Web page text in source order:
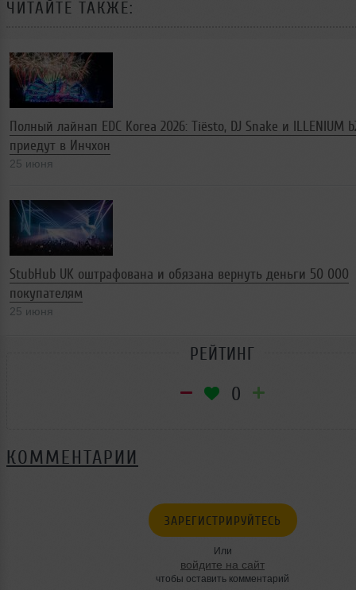
ЧИТАЙТЕ ТАКЖЕ:
Полный лайнап EDC Korea 2026: Tiësto, DJ Snake и ILLENIUM
приедут в Инчхон
25 июня
StubHub UK оштрафована и обязана вернуть деньги 50 000
покупателям
25 июня
РЕЙТИНГ
0
КОММЕНТАРИИ
ЗАРЕГИСТРИРУЙТЕСЬ
Или
войдите на сайт
чтобы оставить комментарий